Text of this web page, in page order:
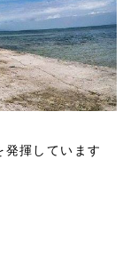
発揮しています